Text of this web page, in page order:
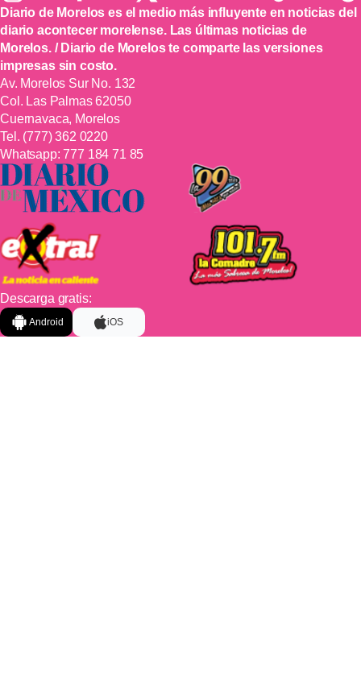
Diario de Morelos es el medio más influyente en noticias del
diario acontecer morelense. Las últimas noticias de
Morelos. / Diario de Morelos te comparte las versiones
impresas sin costo.
Av. Morelos Sur No. 132
Col. Las Palmas 62050
Cuernavaca, Morelos
Tel. (777) 362 0220
Whatsapp:777 184 71 85
Descarga gratis:
Android iOS